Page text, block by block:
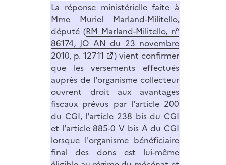
La réponse ministérielle faite à
Mme Muriel Marland-Militello,
député (RM Marland-Militello, n°
86174, JO AN du 23 novembre
2010, p. 12711
) vient confirmer
que les versements effectués
auprès de l'organisme collecteur
ouvrent droit aux avantages
fiscaux prévus par l'article 200
du CGI, l'article 238 bis du CGI
et l'article 885-0 V bis A du CGI
lorsque l'organisme bénéficiaire
final des dons est lui-même